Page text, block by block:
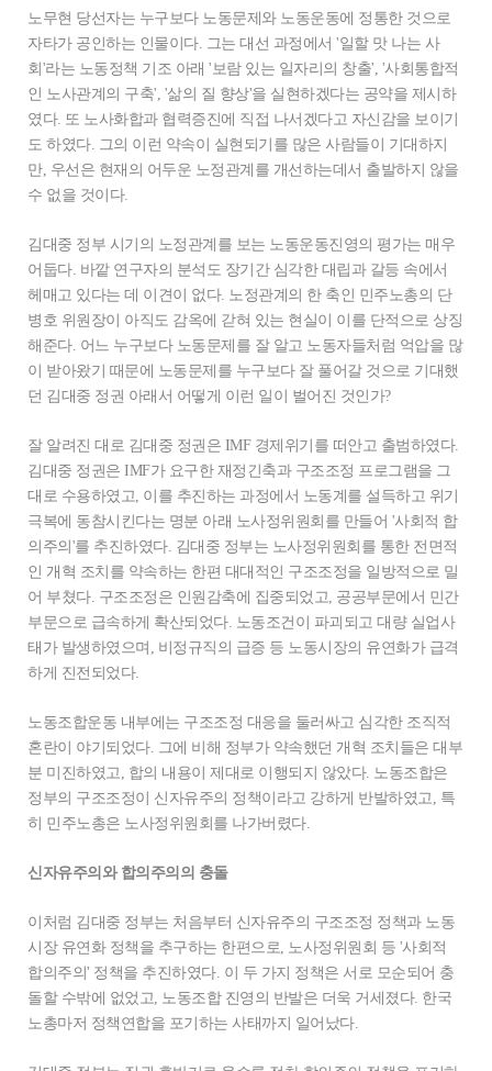
노무현 당선자는 누구보다 노동문제와 노동운동에 정통한 것으로
자타가 공인하는 인물이다. 그는 대선 과정에서 '일할 맛 나는 사
회'라는 노동정책 기조 아래 '보람 있는 일자리의 창출', '사회통합적
인 노사관계의 구축', '삶의 질 향상'을 실현하겠다는 공약을 제시하
였다. 또 노사화합과 협력증진에 직접 나서겠다고 자신감을 보이기
도 하였다. 그의 이런 약속이 실현되기를 많은 사람들이 기대하지
만, 우선은 현재의 어두운 노정관계를 개선하는데서 출발하지 않을
수 없을 것이다.
김대중 정부 시기의 노정관계를 보는 노동운동진영의 평가는 매우
어둡다. 바깥 연구자의 분석도 장기간 심각한 대립과 갈등 속에서
헤매고 있다는 데 이견이 없다. 노정관계의 한 축인 민주노총의 단
병호 위원장이 아직도 감옥에 갇혀 있는 현실이 이를 단적으로 상징
해준다. 어느 누구보다 노동문제를 잘 알고 노동자들처럼 억압을 많
이 받아왔기 때문에 노동문제를 누구보다 잘 풀어갈 것으로 기대했
던 김대중 정권 아래서 어떻게 이런 일이 벌어진 것인가?
잘 알려진 대로 김대중 정권은 IMF 경제위기를 떠안고 출범하였다.
김대중 정권은 IMF가 요구한 재정긴축과 구조조정 프로그램을 그
대로 수용하였고, 이를 추진하는 과정에서 노동계를 설득하고 위기
극복에 동참시킨다는 명분 아래 노사정위원회를 만들어 '사회적 합
의주의'를 추진하였다. 김대중 정부는 노사정위원회를 통한 전면적
인 개혁 조치를 약속하는 한편 대대적인 구조조정을 일방적으로 밀
어 부쳤다. 구조조정은 인원감축에 집중되었고, 공공부문에서 민간
부문으로 급속하게 확산되었다. 노동조건이 파괴되고 대량 실업사
태가 발생하였으며, 비정규직의 급증 등 노동시장의 유연화가 급격
하게 진전되었다.
노동조합운동 내부에는 구조조정 대응을 둘러싸고 심각한 조직적
혼란이 야기되었다. 그에 비해 정부가 약속했던 개혁 조치들은 대부
분 미진하였고, 합의 내용이 제대로 이행되지 않았다. 노동조합은
정부의 구조조정이 신자유주의 정책이라고 강하게 반발하였고, 특
히 민주노총은 노사정위원회를 나가버렸다.
신자유주의와 합의주의의 충돌
이처럼 김대중 정부는 처음부터 신자유주의 구조조정 정책과 노동
시장 유연화 정책을 추구하는 한편으로, 노사정위원회 등 '사회적
합의주의' 정책을 추진하였다. 이 두 가지 정책은 서로 모순되어 충
돌할 수밖에 없었고, 노동조합 진영의 반발은 더욱 거세졌다. 한국
노총마저 정책연합을 포기하는 사태까지 일어났다.